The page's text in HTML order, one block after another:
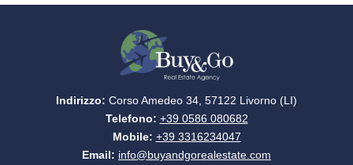
Indirizzo: Corso Amedeo 34, 57122 Livorno (LI)
Telefono: +39 0586 080682
Mobile: +39 3316234047
Email: info@buyandgorealestate.com